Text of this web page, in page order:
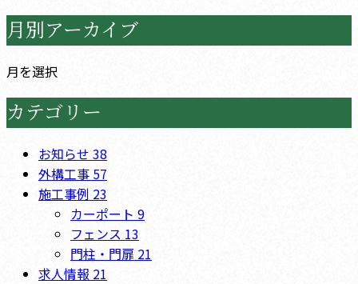
月別アーカイブ
月を選択
カテゴリー
お知らせ 38
外構工事 57
施工事例 23
カーポート 9
フェンス 13
門柱・門扉 21
求人情報 21